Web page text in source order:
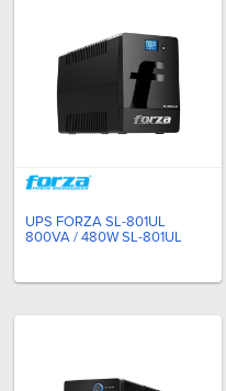
UPS FORZA SL-801UL
800VA / 480W SL-801UL